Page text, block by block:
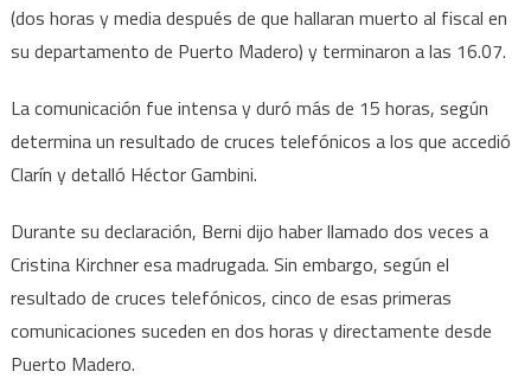
(dos horas y media después de que hallaran muerto al fiscal en
su departamento de Puerto Madero) y terminaron a las 16.07.
La comunicación fue intensa y duró más de 15 horas, según
determina un resultado de cruces telefónicos a los que accedió
Clarín y detalló Héctor Gambini.
Durante su declaración, Berni dijo haber llamado dos veces a
Cristina Kirchner esa madrugada. Sin embargo, según el
resultado de cruces telefónicos, cinco de esas primeras
comunicaciones suceden en dos horas y directamente desde
Puerto Madero.